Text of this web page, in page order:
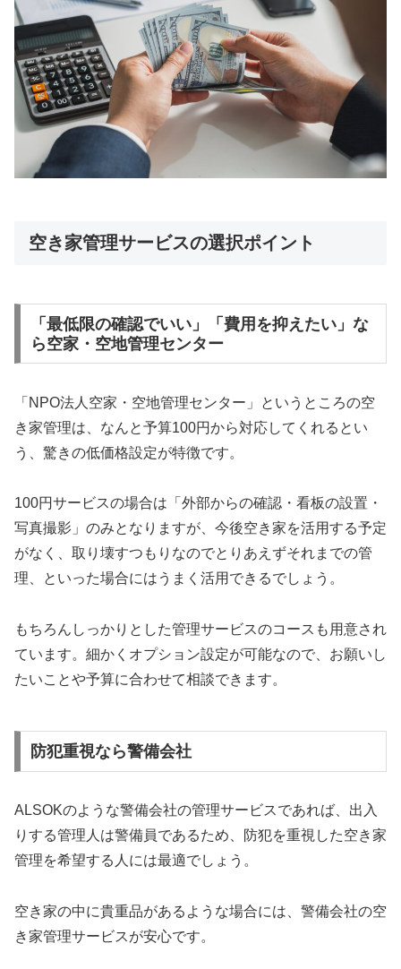
空き家管理サービスの選択ポイント
「最低限の確認でいい」「費用を抑えたい」な
ら空家・空地管理センター
「NPO法人空家・空地管理センター」というところの空
き家管理は、なんと予算100円から対応してくれるとい
う、驚きの低価格設定が特徴です。
100円サービスの場合は「外部からの確認・看板の設置・
写真撮影」のみとなりますが、今後空き家を活用する予定
がなく、取り壊すつもりなのでとりあえずそれまでの管
理、といった場合にはうまく活用できるでしょう。
もちろんしっかりとした管理サービスのコースも用意され
ています。細かくオプション設定が可能なので、お願いし
たいことや予算に合わせて相談できます。
防犯重視なら警備会社
ALSOKのような警備会社の管理サービスであれば、出入
りする管理人は警備員であるため、防犯を重視した空き家
管理を希望する人には最適でしょう。
空き家の中に貴重品があるような場合には、警備会社の空
き家管理サービスが安心です。